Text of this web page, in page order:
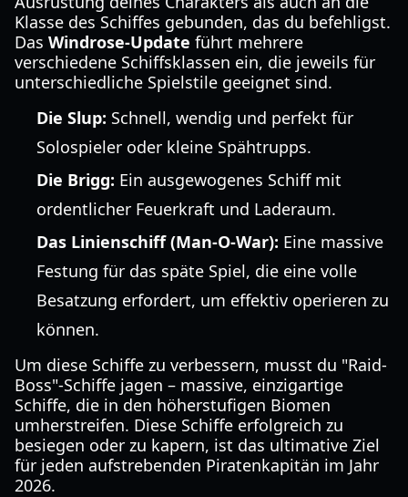
Klasse des Schiffes gebunden, das du befehligst.
Das Windrose-Update führt mehrere
verschiedene Schiffsklassen ein, die jeweils für
unterschiedliche Spielstile geeignet sind.
Die Slup: Schnell, wendig und perfekt für
Solospieler oder kleine Spähtrupps.
Die Brigg: Ein ausgewogenes Schiff mit
ordentlicher Feuerkraft und Laderaum.
Das Linienschiff (Man-O-War): Eine massive
Festung für das späte Spiel, die eine volle
Besatzung erfordert, um effektiv operieren zu
können.
Um diese Schiffe zu verbessern, musst du "Raid-
Boss"-Schiffe jagen – massive, einzigartige
Schiffe, die in den höherstufigen Biomen
umherstreifen. Diese Schiffe erfolgreich zu
besiegen oder zu kapern, ist das ultimative Ziel
für jeden aufstrebenden Piratenkapitän im Jahr
2026.